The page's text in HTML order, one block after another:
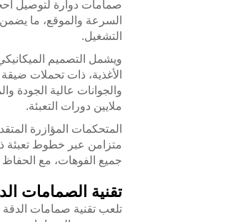
صمامات دوارة لتوصيل
السرعة والموقع، ما
التشغيل.
ويشمل التصميم
الأغذية، ذات تحملات
والجوانات عالية الجودة
ملايين دورات التعبئة.
المتحكمات المؤازرة
متزامن عبر خطوط تعبئة
جميع الفوهات، مع
تقنية الصمامات
تلعب تقنية صمامات الدقة